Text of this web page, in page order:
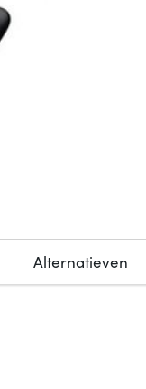
Alternatieven